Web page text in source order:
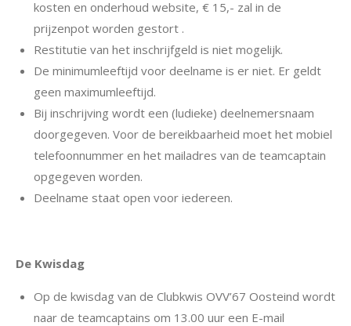
kosten en onderhoud website, € 15,- zal in de
prijzenpot worden gestort .
Restitutie van het inschrijfgeld is niet mogelijk.
De minimumleeftijd voor deelname is er niet. Er geldt
geen maximumleeftijd.
Bij inschrijving wordt een (ludieke) deelnemersnaam
doorgegeven. Voor de bereikbaarheid moet het mobiel
telefoonnummer en het mailadres van de teamcaptain
opgegeven worden.
Deelname staat open voor iedereen.
De Kwisdag
Op de kwisdag van de Clubkwis OVV’67 Oosteind wordt
naar de teamcaptains om 13.00 uur een E-mail